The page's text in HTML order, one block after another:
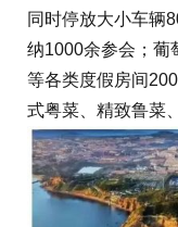
同时停放大小车辆
纳1000余参会；葡
等各类度假房间
式粤菜、精致鲁菜